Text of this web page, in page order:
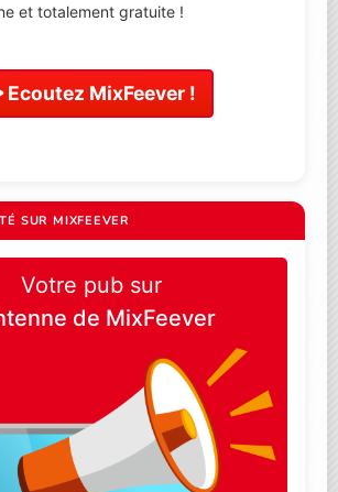
et totalement gratuite !
Ecoutez MixFeever !
SUR MIXFEEVER
Votre pub sur
de MixFeever